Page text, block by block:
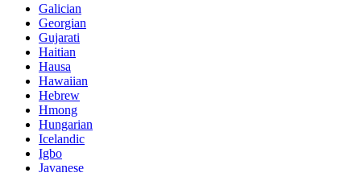
Galician
Georgian
Gujarati
Haitian
Hausa
Hawaiian
Hebrew
Hmong
Hungarian
Icelandic
Igbo
Javanese